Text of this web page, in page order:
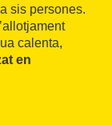
sis persones.
calenta,
en